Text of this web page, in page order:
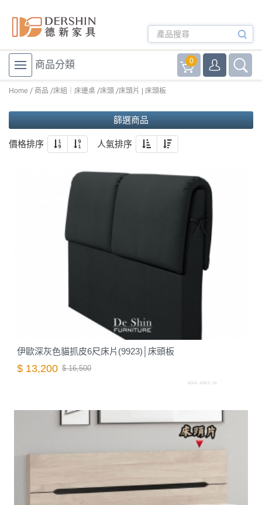
商品分類 0
Home 商品 床組｜床邊桌 床頭 床頭片 | 床頭板
篩選商品
價格排序 人氣排序
伊歐深灰色貓抓皮6尺床片(9923)│床頭板
$ 13,200 $ 16,500
A004. 408-5 .26